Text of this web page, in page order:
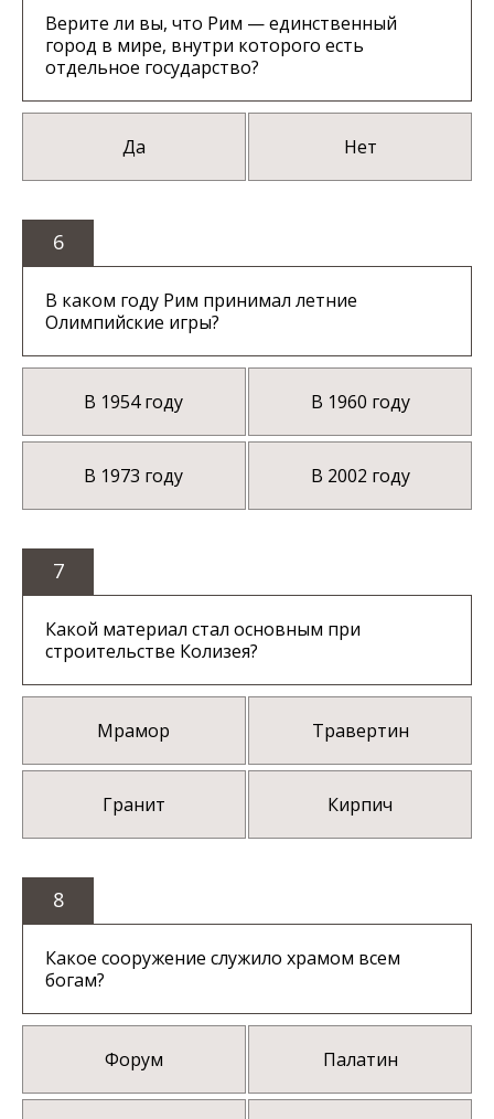
Верите ли вы, что Рим — единственный
город в мире, внутри которого есть
отдельное государство?
Да Нет
6
В каком году Рим принимал летние
Олимпийские игры?
В 1954 году В 1960 году
В 1973 году В 2002 году
7
Какой материал стал основным при
строительстве Колизея?
Мрамор Травертин
Гранит Кирпич
8
Какое сооружение служило храмом всем
богам?
Форум Палатин